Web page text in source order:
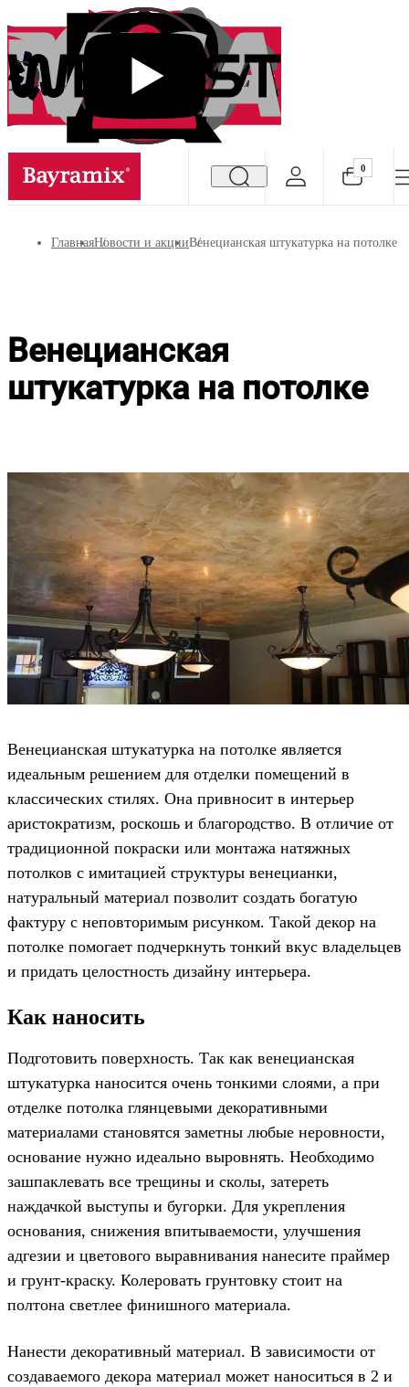
0
Посмотреть все результаты
ГлавнаяНовости и акцииВенецианская штукатурка на потолке
Венецианская
штукатурка на потолке
Венецианская штукатурка на потолке является
идеальным решением для отделки помещений в
классических стилях. Она привносит в интерьер
аристократизм, роскошь и благородство. В отличие от
традиционной покраски или монтажа натяжных
потолков с имитацией структуры венецианки,
натуральный материал позволит создать богатую
фактуру с неповторимым рисунком. Такой декор на
потолке помогает подчеркнуть тонкий вкус владельцев
и придать целостность дизайну интерьера.
Как наносить
Подготовить поверхность. Так как венецианская
штукатурка наносится очень тонкими слоями, а при
отделке потолка глянцевыми декоративными
материалами становятся заметны любые неровности,
основание нужно идеально выровнять. Необходимо
зашпаклевать все трещины и сколы, затереть
наждачкой выступы и бугорки. Для укрепления
основания, снижения впитываемости, улучшения
адгезии и цветового выравнивания нанесите праймер
и грунт-краску. Колеровать грунтовку стоит на
полтона светлее финишного материала.
Нанести декоративный материал. В зависимости от
создаваемого декора материал может наноситься в 2 и